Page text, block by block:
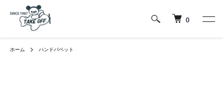
0
ホーム ハンドパペット